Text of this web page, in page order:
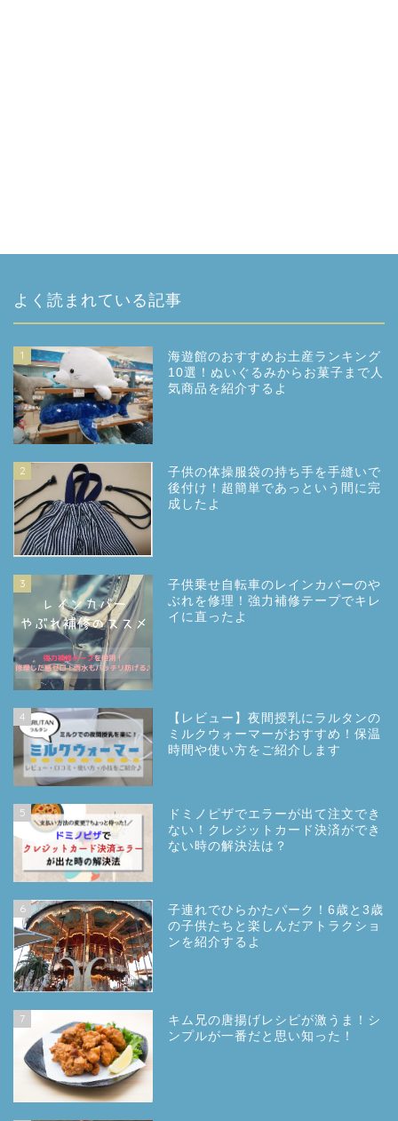
よく読まれている記事
1
海遊館のおすすめお土産ランキング
10選！ぬいぐるみからお菓子まで人
気商品を紹介するよ
2
子供の体操服袋の持ち手を手縫いで
後付け！超簡単であっという間に完
成したよ
3
子供乗せ自転車のレインカバーのや
ぶれを修理！強力補修テープでキレ
イに直ったよ
4
【レビュー】夜間授乳にラルタンの
ミルクウォーマーがおすすめ！保温
時間や使い方をご紹介します
5
ドミノピザでエラーが出て注文でき
ない！クレジットカード決済ができ
ない時の解決法は？
6
子連れでひらかたパーク！6歳と3歳
の子供たちと楽しんだアトラクショ
ンを紹介するよ
7
キム兄の唐揚げレシピが激うま！シ
ンプルが一番だと思い知った！